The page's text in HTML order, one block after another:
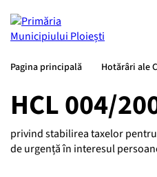
Pagina principală Hotărâri ale
HCL 004/
privind stabilirea taxelor
de urgență în interesul